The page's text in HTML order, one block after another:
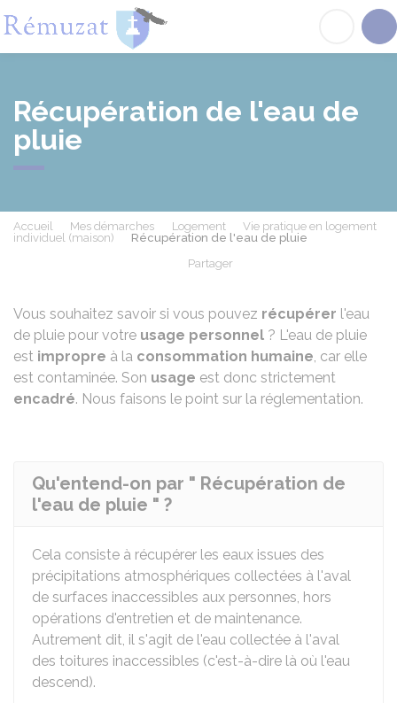
Récupération de l'eau de
pluie
Accueil Mes démarches Logement
Vie pratique en logement
individuel (maison)
Récupération de l'eau de pluie
Partager
Vous souhaitez savoir si vous pouvez récupérer l'eau
de pluie pour votre usage personnel ? L'eau de pluie
est impropre à la consommation humaine, car elle
est contaminée. Son usage est donc strictement
encadré. Nous faisons le point sur la réglementation.
Qu'entend-on par " Récupération de
l'eau de pluie " ?
Cela consiste à récupérer les eaux issues des
précipitations atmosphériques collectées à l'aval
de surfaces inaccessibles aux personnes, hors
opérations d'entretien et de maintenance.
Autrement dit, il s'agit de l'eau collectée à l'aval
des toitures inaccessibles (c'est-à-dire là où l'eau
descend).